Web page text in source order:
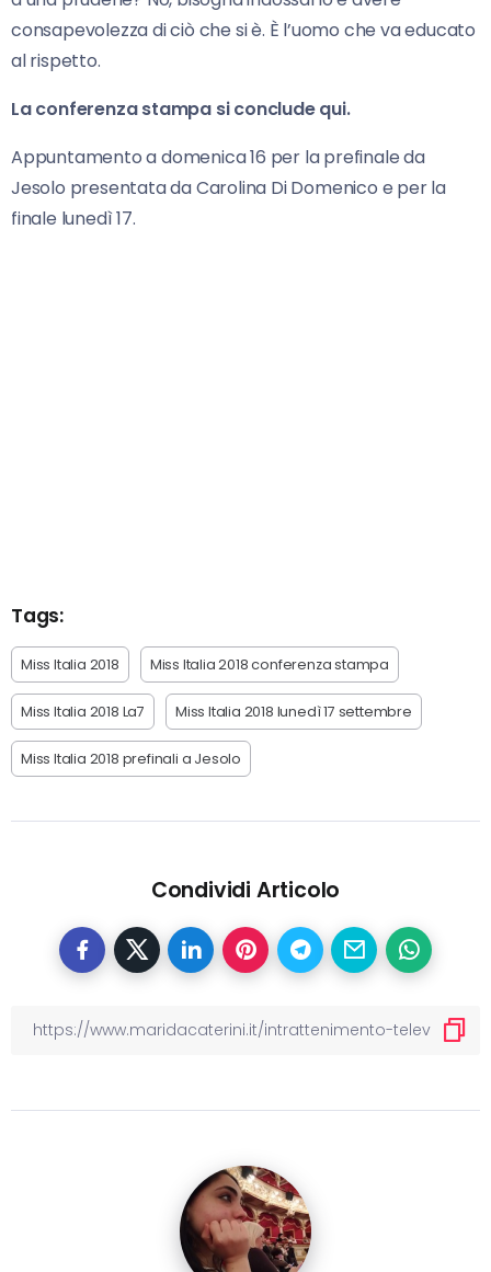
consapevolezza di ciò che si è. È l’uomo che va educato
al rispetto.
La conferenza stampa si conclude qui.
Appuntamento a domenica 16 per la prefinale da
Jesolo presentata da Carolina Di Domenico e per la
finale lunedì 17.
Tags:
Miss Italia 2018 Miss Italia 2018 conferenza stampa
Miss Italia 2018 La7 Miss Italia 2018 lunedì 17 settembre
Miss Italia 2018 prefinali a Jesolo
Condividi Articolo